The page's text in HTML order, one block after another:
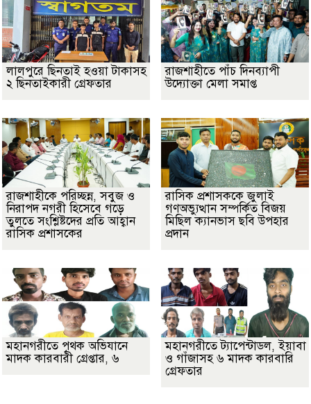
লালপুরে ছিনতাই হওয়া টাকাসহ
২ ছিনতাইকারী গ্রেফতার
রাজশাহীতে পাঁচ দিনব্যাপী
উদ্যোক্তা মেলা সমাপ্ত
রাজশাহীকে পরিচ্ছন্ন, সবুজ ও
নিরাপদ নগরী হিসেবে গড়ে
তুলতে সংশ্লিষ্টদের প্রতি আহ্বান
রাসিক প্রশাসকের
রাসিক প্রশাসককে জুলাই
গণঅভ্যুত্থান সম্পর্কিত বিজয়
মিছিল ক্যানভাস ছবি উপহার
প্রদান
মহানগরীতে পৃথক অভিযানে
মাদক কারবারী গ্রেপ্তার, ৬
মহানগরীতে ট্যাপেন্টাডল, ইয়াবা
ও গাঁজাসহ ৬ মাদক কারবারি
গ্রেফতার